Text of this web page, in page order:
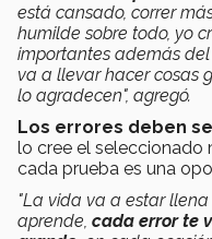
está cansado, correr
humilde sobre todo, yo
importantes además
va a llevar hacer cosas
lo agradecen", agregó.
Los errores deben
lo cree el seleccionado
cada prueba es una
"La vida va a estar
aprende, cada error te